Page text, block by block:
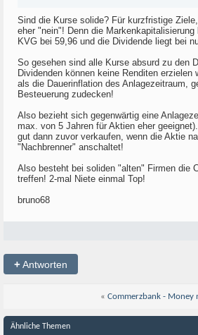
Sind die Kurse solide? Für kurzfristige
eher "nein"! Denn die
KVG bei 59,96 und die Dividende liegt bei
So gesehen sind alle Kurse absurd zu den
Dividenden können keine Renditen erzielen
als die Dauerinflation des Anlagezeitraum,
Besteuerung zudecken!
Also bezieht sich gegenwärtig eine
max. von 5 Jahren für Aktien eher
gut dann zuvor verkaufen, wenn die Aktie
"Nachbrenner" anschaltet!
Also besteht bei soliden "alten" Firmen die
treffen! 2-mal Niete einmal Top!
bruno68
+Antworten
« Commerzbank - Money
Ähnliche Themen